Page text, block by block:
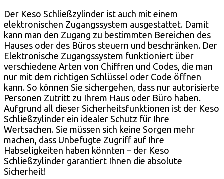
Der Keso Schließzylinder ist auch mit einem
elektronischen Zugangssystem ausgestattet. Damit
kann man den Zugang zu bestimmten Bereichen des
Hauses oder des Büros steuern und beschränken. Der
Elektronische Zugangssystem funktioniert über
verschiedene Arten von Chiffren und Codes, die man
nur mit dem richtigen Schlüssel oder Code öffnen
kann. So können Sie sichergehen, dass nur autorisierte
Personen Zutritt zu Ihrem Haus oder Büro haben.
Aufgrund all dieser Sicherheitsfunktionen ist der Keso
Schließzylinder ein idealer Schutz für Ihre
Wertsachen. Sie müssen sich keine Sorgen mehr
machen, dass Unbefugte Zugriff auf Ihre
Habseligkeiten haben könnten – der Keso
Schließzylinder garantiert Ihnen die absolute
Sicherheit!